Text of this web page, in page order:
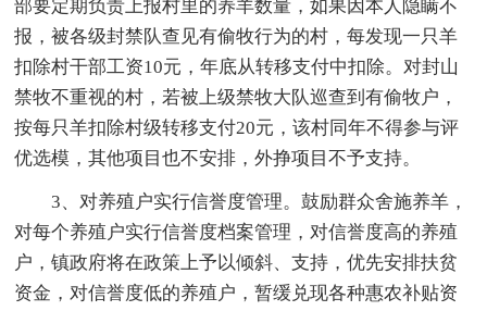
部要定期负责上报村里的养羊数量，如果因本人隐瞒不
报，被各级封禁队查见有偷牧行为的村，每发现一只羊
扣除村干部工资10元，年底从转移支付中扣除。对封山
禁牧不重视的村，若被上级禁牧大队巡查到有偷牧户，
按每只羊扣除村级转移支付20元，该村同年不得参与评
优选模，其他项目也不安排，外挣项目不予支持。
3、对养殖户实行信誉度管理。鼓励群众舍施养羊，
对每个养殖户实行信誉度档案管理，对信誉度高的养殖
户，镇政府将在政策上予以倾斜、支持，优先安排扶贫
资金，对信誉度低的养殖户，暂缓兑现各种惠农补贴资